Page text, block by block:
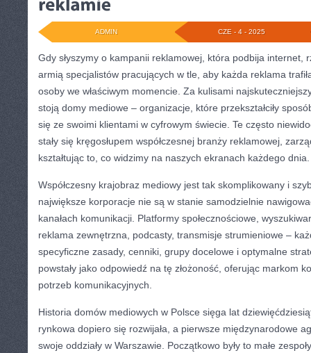
CZE - 4 - 2025
ADMIN
Gdy słyszymy o kampanii reklamowej, która podbija internet,
armią specjalistów pracujących w tle, aby każda reklama
osoby we właściwym momencie. Za kulisami
stoją domy mediowe – organizacje, które przekształciły
się ze swoimi klientami w cyfrowym świecie. Te często
stały się kręgosłupem współczesnej branży reklamowej,
kształtując to, co widzimy na naszych ekranach każdego dnia.
Współczesny krajobraz mediowy jest tak skomplikowany i
największe korporacje nie są w stanie samodzielnie
kanałach komunikacji. Platformy społecznościowe,
reklama zewnętrzna, podcasty, transmisje strumieniowe –
specyficzne zasady, cenniki, grupy docelowe i optymalne
powstały jako odpowiedź na tę złożoność, oferując markom
potrzeb komunikacyjnych.
Historia domów mediowych w Polsce sięga lat
rynkowa dopiero się rozwijała, a pierwsze międzynarodowe
swoje oddziały w Warszawie. Początkowo były to małe